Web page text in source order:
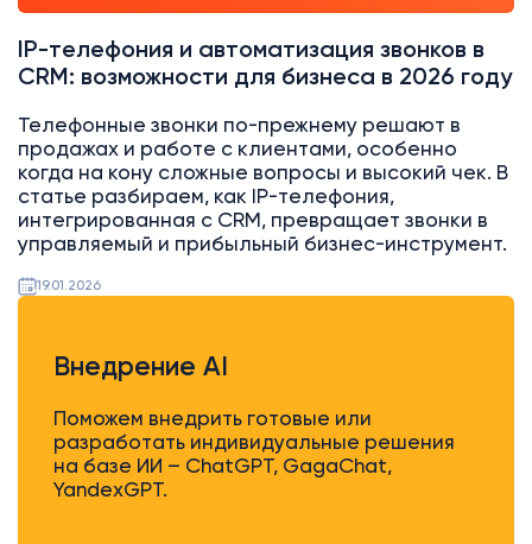
IP-телефония и автоматизация звонков в
CRM: возможности для бизнеса в 2026 году
Телефонные звонки по-прежнему решают в
продажах и работе с клиентами, особенно
когда на кону сложные вопросы и высокий чек. В
статье разбираем, как IP-телефония,
интегрированная с CRM, превращает звонки в
управляемый и прибыльный бизнес-инструмент.
19.01.2026
Внедрение AI
Поможем внедрить готовые или
разработать индивидуальные решения
на базе ИИ – ChatGPT, GagaChat,
YandexGPT.